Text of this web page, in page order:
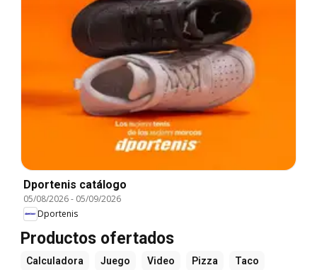
Dportenis catálogo
05/08/2026- 05/09/2026
Dportenis
Productos ofertados
Calculadora Juego Video Pizza Taco